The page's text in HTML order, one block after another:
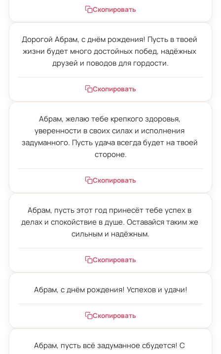
Скопировать
Дорогой Абрам, с днём рождения! Пусть в твоей
жизни будет много достойных побед, надёжных
друзей и поводов для гордости.
Скопировать
Абрам, желаю тебе крепкого здоровья,
уверенности в своих силах и исполнения
задуманного. Пусть удача всегда будет на твоей
стороне.
Скопировать
Абрам, пусть этот год принесёт тебе успех в
делах и спокойствие в душе. Оставайся таким же
сильным и надёжным.
Скопировать
Абрам, с днём рождения! Успехов и удачи!
Скопировать
Абрам, пусть всё задуманное сбудется! С